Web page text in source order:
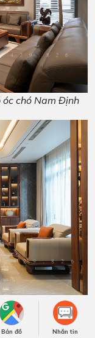
chó Nam Định
chó KĐT Thành
Bản đồ Nhắn tin